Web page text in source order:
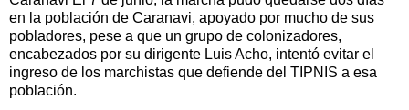
en la población de Caranavi, apoyado por mucho de sus
pobladores, pese a que un grupo de colonizadores,
encabezados por su dirigente Luis Acho, intentó evitar el
ingreso de los marchistas que defiende del TIPNIS a esa
población.